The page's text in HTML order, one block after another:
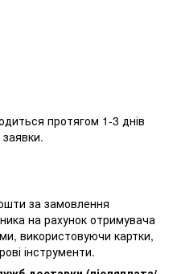
протягом 1-3 днів
за замовлення
на рахунок отримувача
використовуючи картки,
інструменти.